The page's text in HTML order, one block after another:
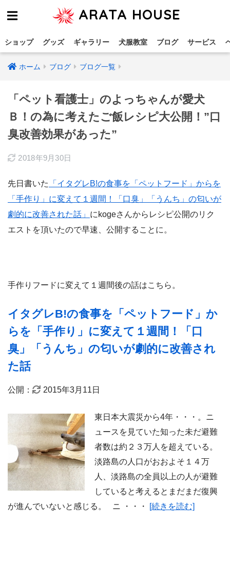
ARATA HOUSE
ショップ グッズ ギャラリー 犬服教室 ブログ サービス
ホーム ブログ ブログ一覧
「ペット看護士」のよっちゃんが愛犬
Ｂ！の為に考えたご飯レシピ大公開！”口
臭改善効果があった”
2018年9月30日
先日書いた
「イタグレB!の食事を「ペットフード」からを
「手作り」に変えて１週間！「口臭」「うんち」の匂いが
劇的に改善された話」 にkogeさんからレシピ公開のリク
エストを頂いたので早速、公開することに。
手作りフードに変えて１週間後の話はこちら。
イタグレB!の食事を「ペットフード」か
らを「手作り」に変えて１週間！「口
臭」「うんち」の匂いが劇的に改善され
た話
公開： 2015年3月11日
東日本大震災から4年・・・。ニ
ュースを見ていた知った未だ避難
者数は約２３万人を超えている。
淡路島の人口がおおよそ１４万
人、淡路島の全員以上の人が避難
していると考えるとまだまだ復興
が進んでいないと感じる。 ニ ・・・
[続きを読む]